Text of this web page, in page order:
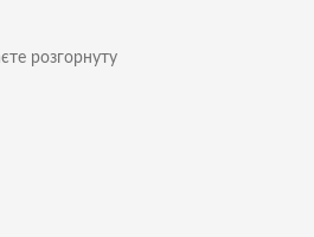
розгорнуту